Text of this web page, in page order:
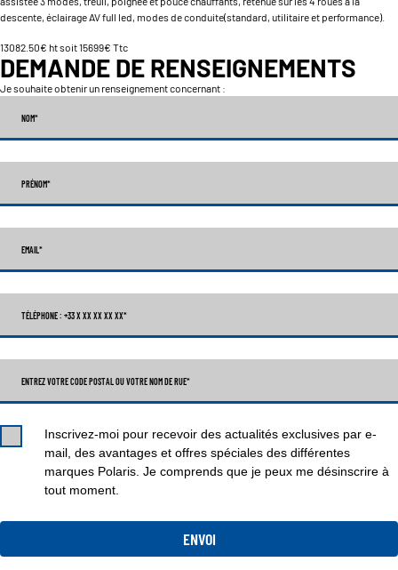
descente, éclairage AV full led, modes de conduite(standard, utilitaire et performance).
13082.50€ ht soit 15699€ Ttc
DEMANDE DE RENSEIGNEMENTS
Je souhaite obtenir un renseignement concernant :
NOM*
PRÉNOM*
EMAIL*
TÉLÉPHONE : +33 X XX XX XX XX*
ENTREZ VOTRE CODE POSTAL OU VOTRE NOM DE RUE*
Inscrivez-moi pour recevoir des actualités exclusives par e-
mail, des avantages et offres spéciales des différentes
marques Polaris. Je comprends que je peux me désinscrire à
tout moment.